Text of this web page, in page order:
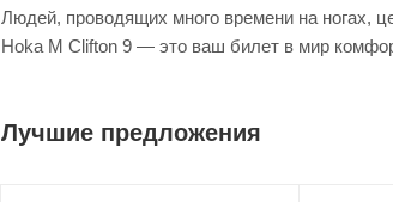
Людей, проводящих много времени на ногах,
Hoka M Clifton 9 — это ваш билет в мир
Лучшие предложения